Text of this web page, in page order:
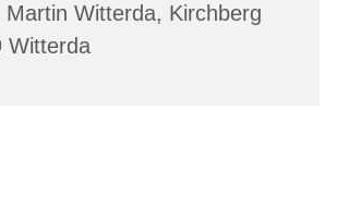
Martin Witterda, Kirchberg
Witterda